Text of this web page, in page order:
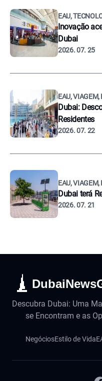
EAU,
Inovação
Dubai
2026. 07. 25
EAU, VIAGEM,
Dubai:
Residentes
2026. 07. 22
EAU, VIAGEM,
Dubai terá
2026. 07. 21
Descubra Dubai: Uma
se Encontram e as
NegóciosEstilo de Vida